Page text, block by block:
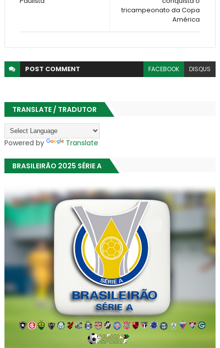
tricampeonato da Copa
América
POST COMMENT FACEBOOK DISQUS
TRANSLATE / TRADUTOR
Powered by Translate
BRASILEIRÃO 2025 SÉRIE A